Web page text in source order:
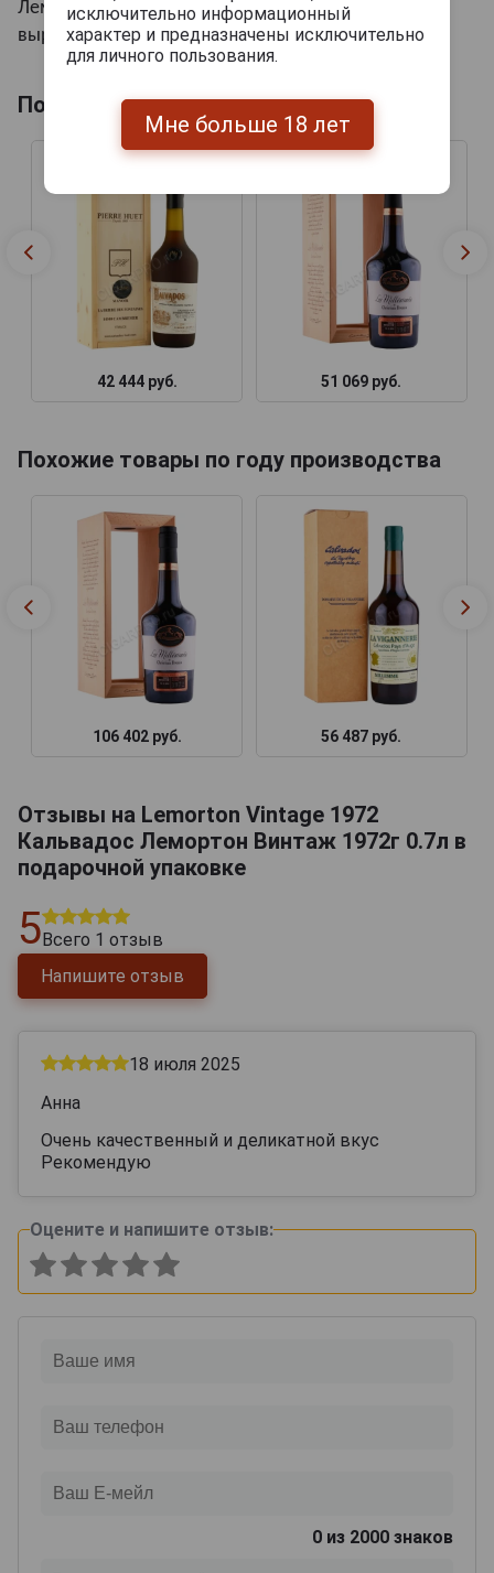
Лемортон принадлежит 83 гектара земли. Здесь
выращивают яблоки и 25 сортов груш.
Похожие товары по выдержке лет
42 444 руб. 51 069 руб.
Похожие товары по году производства
106 402 руб. 56 487 руб.
Отзывы на Lemorton Vintage 1972
Кальвадос Лемортон Винтаж 1972г 0.7л в
подарочной упаковке
5Всего 1 отзыв
Напишите отзыв
18 июля 2025
Анна
Очень качественный и деликатной вкус
Рекомендую
Оцените и напишите отзыв:
0 из 2000 знаков
исключительно информационный
характер и предназначены исключительно
для личного пользования.
Мне больше 18 лет